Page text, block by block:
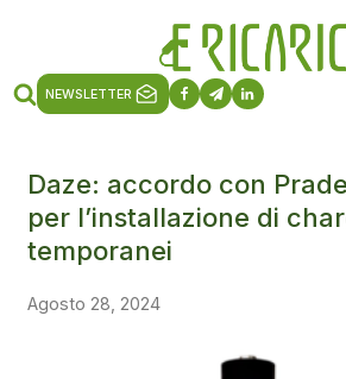
NEWSLETTER
Daze: accordo con
per l’installazione di
temporanei
Agosto 28, 2024